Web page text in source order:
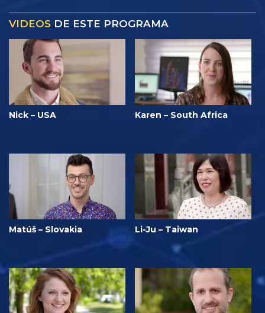
VIDEOS DE ESTE PROGRAMA
Nick – USA Karen – South Africa
Matúš – Slovakia Li-Ju – Taiwan